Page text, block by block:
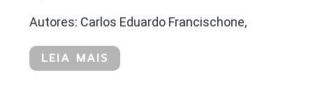
Autores: Carlos Eduardo Francischone,
LEIA MAIS